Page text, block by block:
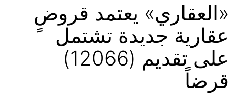
«العقاري» يعتمد قروضٍ
عقارية جديدة تشتمل
على تقديم (12066)
قرضاً